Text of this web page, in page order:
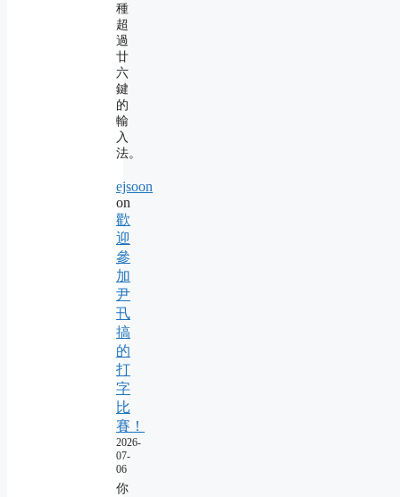
種
超
過
廿
六
鍵
的
輸
入
法。
ejsoon
on
歡
迎
參
加
尹
卂
搞
的
打
字
比
賽！
2026-
07-
06
你